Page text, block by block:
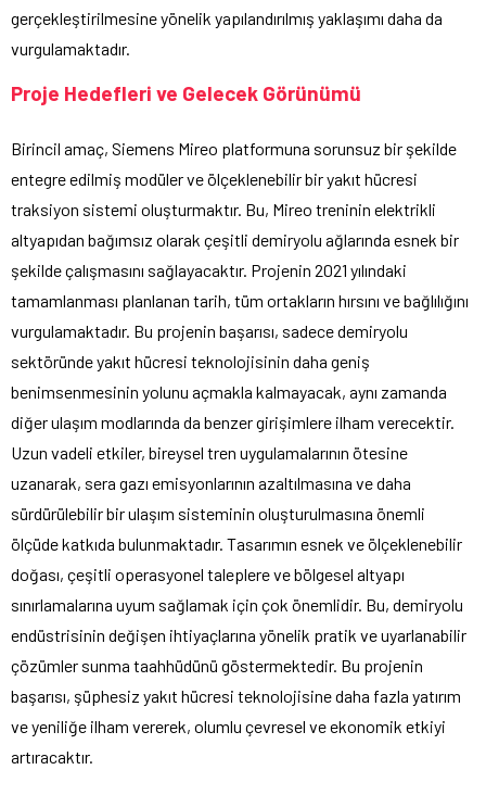
gerçekleştirilmesine yönelik yapılandırılmış yaklaşımı daha da
vurgulamaktadır.
Proje Hedefleri ve Gelecek Görünümü
Birincil amaç, Siemens Mireo platformuna sorunsuz bir şekilde
entegre edilmiş modüler ve ölçeklenebilir bir yakıt hücresi
traksiyon sistemi oluşturmaktır. Bu, Mireo treninin elektrikli
altyapıdan bağımsız olarak çeşitli demiryolu ağlarında esnek bir
şekilde çalışmasını sağlayacaktır. Projenin 2021 yılındaki
tamamlanması planlanan tarih, tüm ortakların hırsını ve bağlılığını
vurgulamaktadır. Bu projenin başarısı, sadece demiryolu
sektöründe yakıt hücresi teknolojisinin daha geniş
benimsenmesinin yolunu açmakla kalmayacak, aynı zamanda
diğer ulaşım modlarında da benzer girişimlere ilham verecektir.
Uzun vadeli etkiler, bireysel tren uygulamalarının ötesine
uzanarak, sera gazı emisyonlarının azaltılmasına ve daha
sürdürülebilir bir ulaşım sisteminin oluşturulmasına önemli
ölçüde katkıda bulunmaktadır. Tasarımın esnek ve ölçeklenebilir
doğası, çeşitli operasyonel taleplere ve bölgesel altyapı
sınırlamalarına uyum sağlamak için çok önemlidir. Bu, demiryolu
endüstrisinin değişen ihtiyaçlarına yönelik pratik ve uyarlanabilir
çözümler sunma taahhüdünü göstermektedir. Bu projenin
başarısı, şüphesiz yakıt hücresi teknolojisine daha fazla yatırım
ve yeniliğe ilham vererek, olumlu çevresel ve ekonomik etkiyi
artıracaktır.